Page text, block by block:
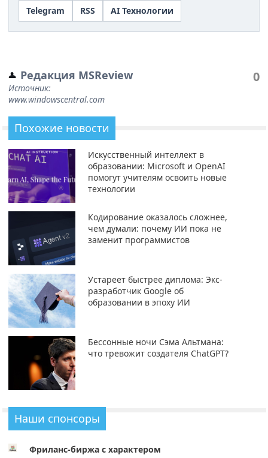
Telegram
RSS AI Технологии
Редакция MSReview
Источник:
www.windowscentral.com
0
Похожие новости
Искусственный интеллект в
образовании: Microsoft и OpenAI
помогут учителям освоить новые
технологии
Кодирование оказалось сложнее,
чем думали: почему ИИ пока не
заменит программистов
Устареет быстрее диплома: Экс-
разработчик Google об
образовании в эпоху ИИ
Бессонные ночи Сэма Альтмана:
что тревожит создателя ChatGPT?
Наши спонсоры
Фриланс-биржа с характером